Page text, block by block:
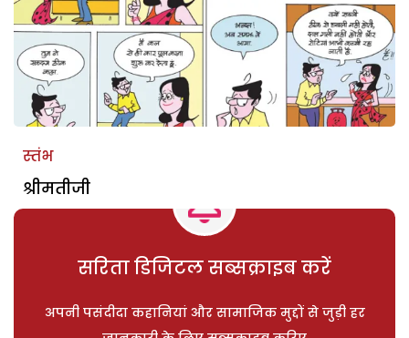
स्तंभ
श्रीमतीजी
सरिता डिजिटल सब्सक्राइब करें
अपनी पसंदीदा कहानियां और सामाजिक मुद्दों से जुड़ी हर